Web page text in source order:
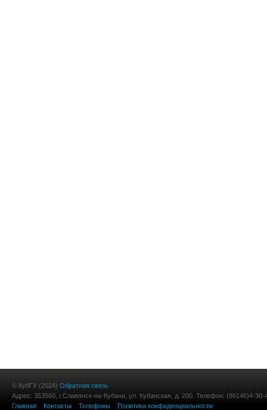
© КубГУ (2024) Обратная связь
Адрес: 353560, г.Славянск-на-Кубани, ул. Кубанская, д. 200. Телефон: (86146)4-30-
Главная
Контакты Телефоны Политика конфиденциальности